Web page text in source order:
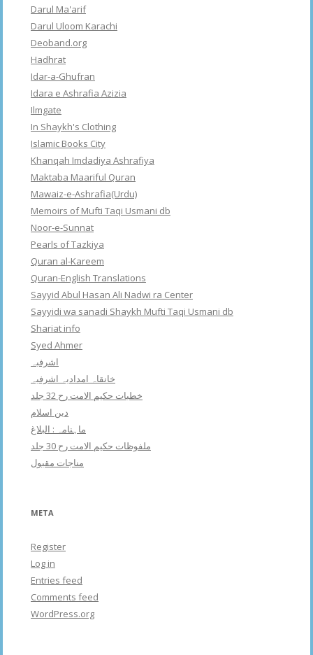
Darul Ma'arif
Darul Uloom Karachi
Deoband.org
Hadhrat
Idar-a-Ghufran
Idara e Ashrafia Azizia
Ilmgate
In Shaykh's Clothing
Islamic Books City
Khanqah Imdadiya Ashrafiya
Maktaba Maariful Quran
Mawaiz-e-Ashrafia(Urdu)
Memoirs of Mufti Taqi Usmani db
Noor-e-Sunnat
Pearls of Tazkiya
Quran al-Kareem
Quran-English Translations
Sayyid Abul Hasan Ali Nadwi ra Center
Sayyidi wa sanadi Shaykh Mufti Taqi Usmani db
Shariat info
Syed Ahmer
اشرفبہ
خانقاہ امدادیہ اشرفیہ
خطبات حکیم الامت رح 32 جلد
دین اسلام
ماہنامہ : البلاغ
ملفوظات حکیم الامت رح 30 جلد
مناجات مقبول
META
Register
Log in
Entries feed
Comments feed
WordPress.org